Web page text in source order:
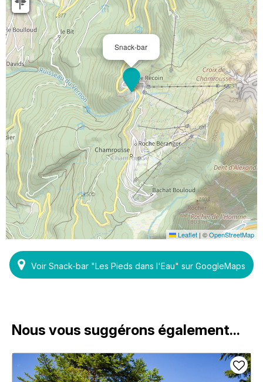
Snack-bar
Leaflet | ©OpenStreetMap
Voir Snack-bar "Les Pieds dans l'Eau" sur GoogleMaps
Nous vous suggérons également...